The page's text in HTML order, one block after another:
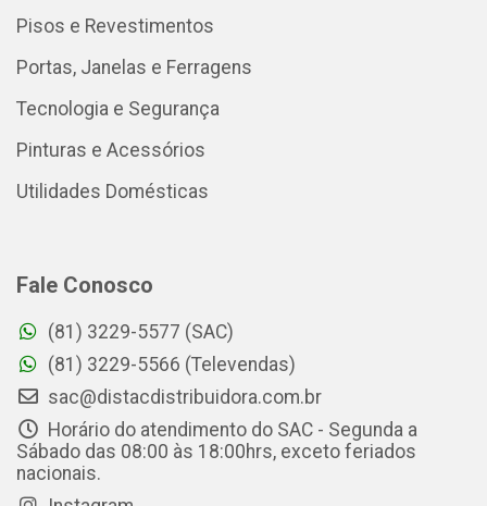
Pisos e Revestimentos
Portas, Janelas e Ferragens
Tecnologia e Segurança
Pinturas e Acessórios
Utilidades Domésticas
Fale Conosco
(81) 3229-5577 (SAC)
(81) 3229-5566 (Televendas)
sac@distacdistribuidora.com.br
Horário do atendimento do SAC - Segunda a
Sábado das 08:00 às 18:00hrs, exceto feriados
nacionais.